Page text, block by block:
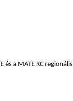
a MATE KC regionális